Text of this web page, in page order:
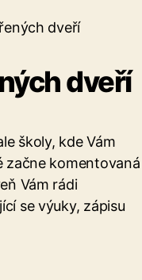
dveří
dveří
školy, kde Vám
začne komentovaná
Vám rádi
se výuky, zápisu